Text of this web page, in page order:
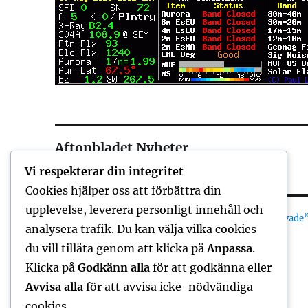
Aftonbladet Nyheter
Oväntad hjälte stoppade bombdrönaren: ”Den
Colombia har ny president
Zelenskyj i Serbien: Vill utöka samarbetet
Vittnet om brinnande kvinnan: ”Väldigt otäckt”
EU-sanktioner mot ryska företagsledare
Vi respekterar din integritet
Cookies hjälper oss att förbättra din
upplevelse, leverera personligt innehåll och
analysera trafik. Du kan välja vilka cookies
du vill tillåta genom att klicka påAnpassa.
Klicka på Godkänn alla för att godkänna eller
Avvisa alla för att avvisa icke-nödvändiga